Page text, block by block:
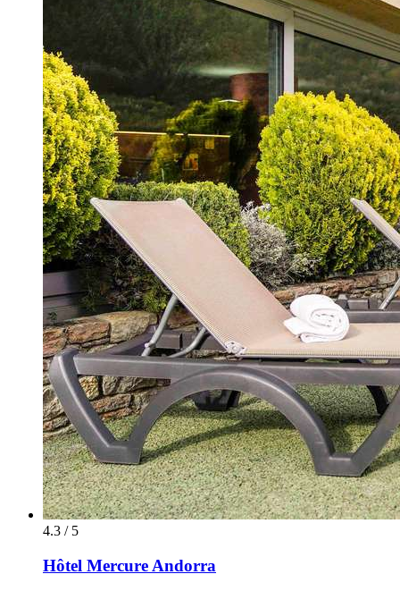
4.3 / 5
Hôtel Mercure Andorra